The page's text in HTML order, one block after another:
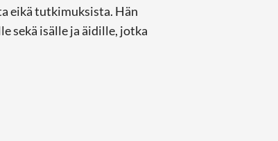
eikä tutkimuksista. Hän
sekä isälle ja äidille, jotka